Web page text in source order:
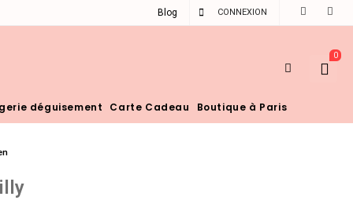
CONNEXION
Blog
0
déguisement Carte Cadeau Boutique à Paris